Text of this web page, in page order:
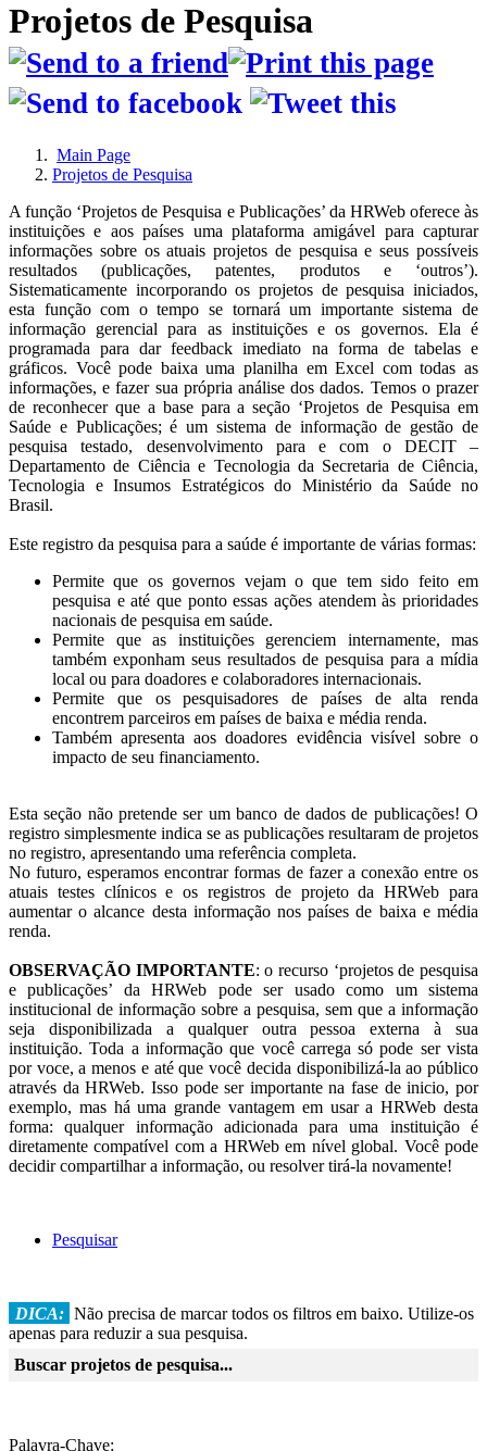
Projetos de Pesquisa
Main Page
Projetos de Pesquisa
A função ‘Projetos de Pesquisa e Publicações’ da HRWeb oferece às
instituições e aos países uma plataforma amigável para capturar
informações sobre os atuais projetos de pesquisa e seus possíveis
resultados (publicações, patentes, produtos e ‘outros’).
Sistematicamente incorporando os projetos de pesquisa iniciados,
esta função com o tempo se tornará um importante sistema de
informação gerencial para as instituições e os governos. Ela é
programada para dar feedback imediato na forma de tabelas e
gráficos. Você pode baixa uma planilha em Excel com todas as
informações, e fazer sua própria análise dos dados. Temos o prazer
de reconhecer que a base para a seção ‘Projetos de Pesquisa em
Saúde e Publicações; é um sistema de informação de gestão de
pesquisa testado, desenvolvimento para e com o DECIT –
Departamento de Ciência e Tecnologia da Secretaria de Ciência,
Tecnologia e Insumos Estratégicos do Ministério da Saúde no
Brasil.
Este registro da pesquisa para a saúde é importante de várias formas:
Permite que os governos vejam o que tem sido feito em
pesquisa e até que ponto essas ações atendem às prioridades
nacionais de pesquisa em saúde.
Permite que as instituições gerenciem internamente, mas
também exponham seus resultados de pesquisa para a mídia
local ou para doadores e colaboradores internacionais.
Permite que os pesquisadores de países de alta renda
encontrem parceiros em países de baixa e média renda.
Também apresenta aos doadores evidência visível sobre o
impacto de seu financiamento.
Esta seção não pretende ser um banco de dados de publicações! O
registro simplesmente indica se as publicações resultaram de projetos
no registro, apresentando uma referência completa.
No futuro, esperamos encontrar formas de fazer a conexão entre os
atuais testes clínicos e os registros de projeto da HRWeb para
aumentar o alcance desta informação nos países de baixa e média
renda.
OBSERVAÇÃO IMPORTANTE: o recurso ‘projetos de pesquisa
e publicações’ da HRWeb pode ser usado como um sistema
institucional de informação sobre a pesquisa, sem que a informação
seja disponibilizada a qualquer outra pessoa externa à sua
instituição. Toda a informação que você carrega só pode ser vista
por voce, a menos e até que você decida disponibilizá-la ao público
através da HRWeb. Isso pode ser importante na fase de inicio, por
exemplo, mas há uma grande vantagem em usar a HRWeb desta
forma: qualquer informação adicionada para uma instituição é
diretamente compatível com a HRWeb em nível global. Você pode
decidir compartilhar a informação, ou resolver tirá-la novamente!
Pesquisar
DICA: Não precisa de marcar todos os filtros em baixo. Utilize-os
apenas para reduzir a sua pesquisa.
Buscar projetos de pesquisa...
Palavra-Chave: